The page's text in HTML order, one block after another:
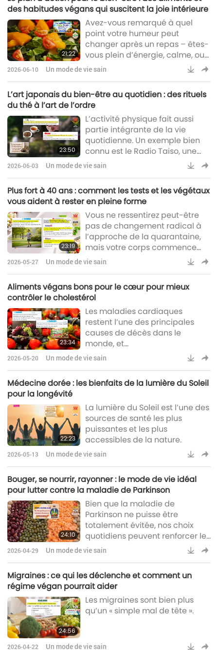
des habitudes végans qui suscitent la joie intérieure
21:22
Avez-vous remarqué à quel
point votre humeur peut
changer après un repas – êtes-
vous plein d’énergie, calme, ou
soudainement irritable ?
2026-06-10 Un mode de vie sain
L’art japonais du bien-être au quotidien : des rituels
du thé à l’art de l’ordre
23:50
L’activité physique fait aussi
partie intégrante de la vie
quotidienne. Un exemple bien
connu est le Radio Taiso, une
routine simple diffusée le matin
dans tout le Japon depuis près
d’étirements doux et de
callisthénie sont pratiquées par
des personnes de tous âges.
2026-06-03 Un mode de vie sain
Plus fort à 40 ans : comment les tests et les végétaux
vous aident à rester en pleine forme
23:19
Vous ne ressentirez peut-être
pas de changement radical à
l’approche de la quarantaine,
mais votre corps commence
déjà à évoluer de manière
2026-05-27 Un mode de vie sain
Aliments végans bons pour le cœur pour mieux
contrôler le cholestérol
23:34
Les maladies cardiaques
restent l’une des principales
causes de décès dans le
monde, et
l’hypercholestérolémie est l’un
de leurs principaux facteurs de
2026-05-20 Un mode de vie sain
Médecine dorée : les bienfaits de la lumière du Soleil
pour la longévité
22:23
La lumière du Soleil est l’une des
sources de santé les plus
puissantes et les plus
accessibles de la nature.
2026-05-13 Un mode de vie sain
Bouger, se nourrir, rayonner : le mode de vie idéal
pour lutter contre la maladie de Parkinson
24:10
Bien que la maladie de
Parkinson ne puisse être
totalement évitée, nos choix
quotidiens peuvent renforcer les
défenses naturelles de
2026-04-29 Un mode de vie sain
Migraines : ce qui les déclenche et comment un
régime végan pourrait aider
24:56
Les migraines sont bien plus
qu’un « simple mal de tête ».
2026-04-22 Un mode de vie sain